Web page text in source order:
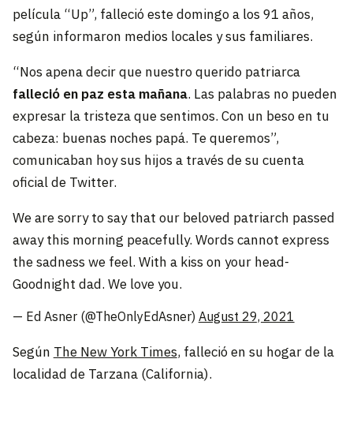
película “Up”, falleció este domingo a los 91 años,
según informaron medios locales y sus familiares.
“Nos apena decir que nuestro querido patriarca
falleció en paz esta mañana. Las palabras no pueden
expresar la tristeza que sentimos. Con un beso en tu
cabeza: buenas noches papá. Te queremos”,
comunicaban hoy sus hijos a través de su cuenta
oficial de Twitter.
We are sorry to say that our beloved patriarch passed
away this morning peacefully. Words cannot express
the sadness we feel. With a kiss on your head-
Goodnight dad. We love you.
— Ed Asner (@TheOnlyEdAsner) August 29, 2021
Según The New York Times, falleció en su hogar de la
localidad de Tarzana (California).